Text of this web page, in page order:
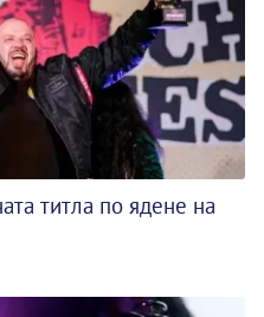
титла по ядене на